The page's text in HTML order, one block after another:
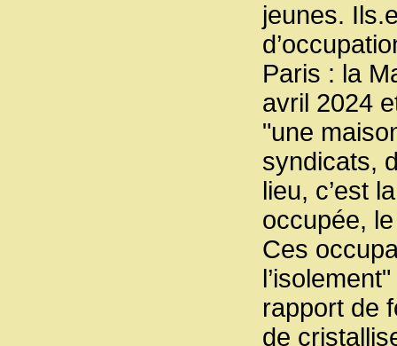
jeunes.
Paris : la
avril 2024
"une
syndicats,
lieu, c’est
occupée,
Ces
rapport de
de